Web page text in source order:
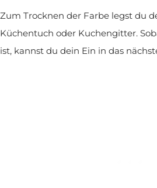
Zum Trocknen der Farbe legst du
Küchentuch oder Kuchengitter.
ist, kannst du dein Ein in das